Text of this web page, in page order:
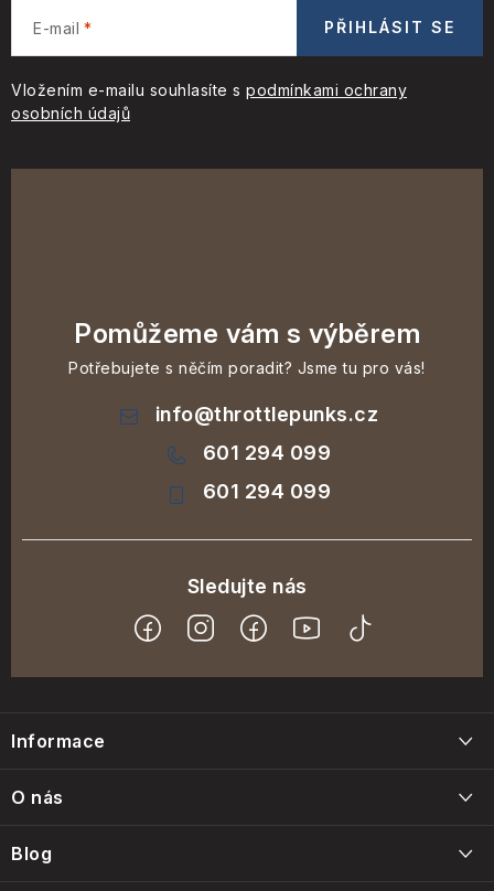
E-mail
Vložením e-mailu souhlasíte s podmínkami ochrany
osobních údajů
PŘIHLÁSIT SE
Pomůžeme vám s výběrem
Potřebujete s něčím poradit? Jsme tu pro vás!
info@throttlepunks.cz
601 294 099
601 294 099
pInformace
Kontakty
O nás
Volná místa
Blog